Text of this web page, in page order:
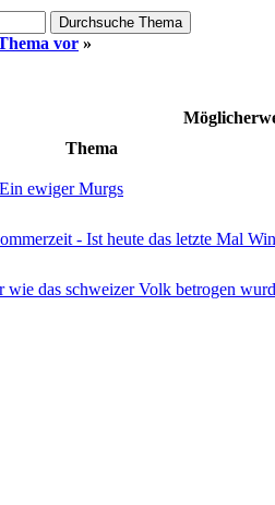
vor »
Thema
ewiger Murgs
- Ist heute das letzte Mal
wie das schweizer Volk betrogen